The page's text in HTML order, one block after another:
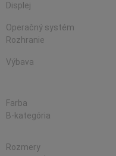
Displej
Operačný systém
Rozhranie
Výbava
Farba
B-kategória
Rozmery